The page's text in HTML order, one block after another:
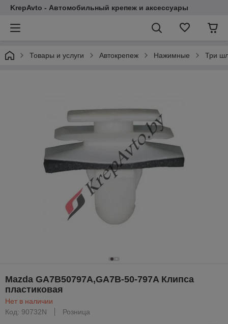
KrepAvto - Автомобильный крепеж и аксессуары
Товары и услуги Автокрепеж Нажимные Три
Mazda GA7B50797A,GA7B-50-797A Клипса
пластиковая
Нет в наличии
Код: 90732N
Розница